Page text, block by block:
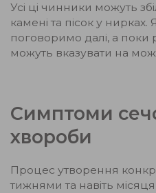
Усі ці чинники можуть
камені та пісок у нирках.
поговоримо далі, а поки
можуть вказувати на
Симптоми
хвороби
Процес утворення
тижнями та навіть